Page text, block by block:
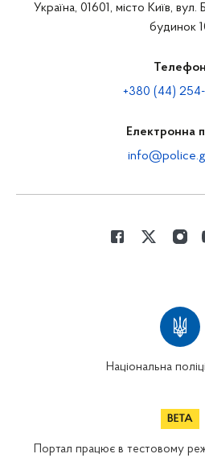
Україна, 01601, місто Київ,
будинок
Телефон
+380 (44)
Електронна
Національна
Портал працює в тестовому